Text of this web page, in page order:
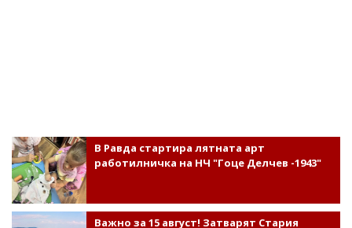
В Равда стартира лятната арт
работилничка на НЧ "Гоце Делчев -1943"
Важно за 15 август! Затварят Стария